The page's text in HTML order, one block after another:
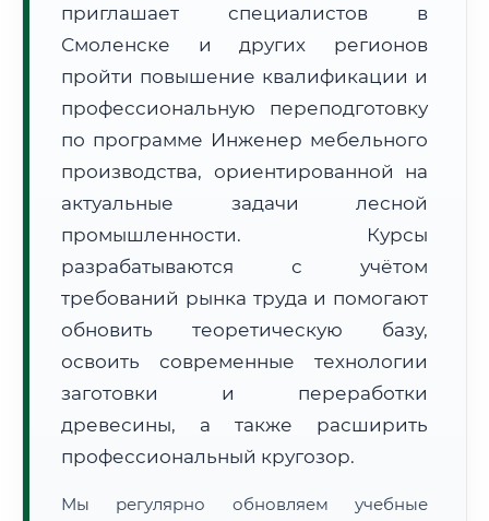
Тел. код:
+7 (4812)
Почтовые индексы:
214000–214999
Часовой пояс:
🗺️ Зона обслуживания: г. Смоленск
Расчет логистики оригиналов:
• Маршрут транзита:
~3 180 км
• Экспресс-доставка СДЭК / Почтой: 5–7 рабочих дней
🔍 Нажмите на документ для увеличения и просмотра
приглашает специалистов в
Смоленске и других регионов
пройти повышение квалификации и
профессиональную переподготовку
по программе Инженер мебельного
производства, ориентированной на
актуальные задачи лесной
промышленности. Курсы
разрабатываются с учётом
требований рынка труда и помогают
обновить теоретическую базу,
освоить современные технологии
заготовки и переработки
древесины, а также расширить
профессиональный кругозор.
Мы регулярно обновляем учебные